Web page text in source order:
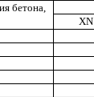
бетона,
XN